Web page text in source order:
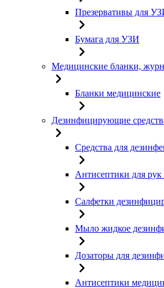
Презервативы для
Бумага для УЗИ
Медицинские бланки,
Бланки медицинские
Дезинфицирующие
Средства для
Антисептики для рук
Салфетки
Мыло жидкое
Дозаторы для
Антисептики